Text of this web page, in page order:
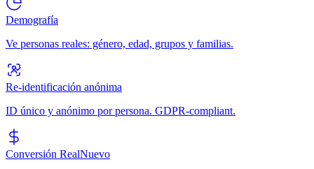
Demografía
Ve personas reales: género, edad, grupos y familias.
Re-identificación anónima
ID único y anónimo por persona. GDPR-compliant.
Conversión RealNuevo